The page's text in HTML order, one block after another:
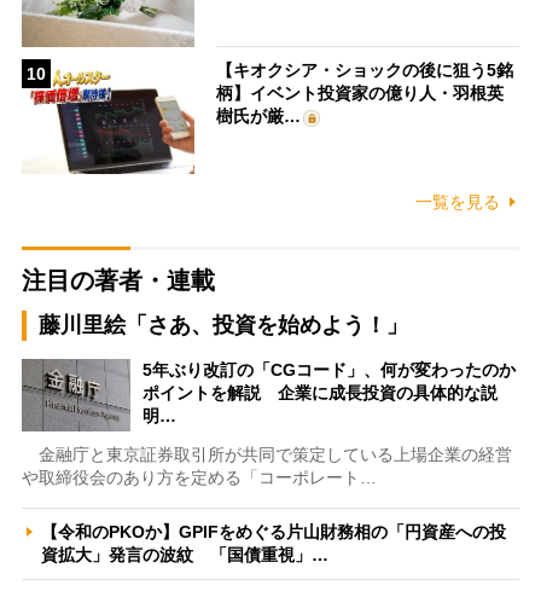
10
【キオクシア・ショックの後に狙う5銘
柄】イベント投資家の億り人・羽根英
樹氏が厳…
一覧を見る
注目の著者・連載
藤川里絵「さあ、投資を始めよう！」
5年ぶり改訂の「CGコード」、何が変わったのか
ポイントを解説 企業に成長投資の具体的な説
明…
金融庁と東京証券取引所が共同で策定している上場企業の経営
や取締役会のあり方を定める「コーポレート…
【令和のPKOか】GPIFをめぐる片山財務相の「円資産への投
資拡大」発言の波紋 「国債重視」…